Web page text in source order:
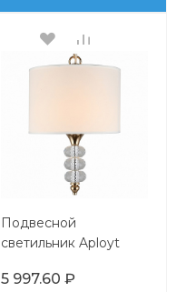
Подвесной
светильник Aployt
5 997.60 ₽